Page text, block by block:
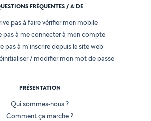
FRÉQUENTES / AIDE
pas à faire vérifier mon mobile
pas à me connecter à mon compte
pas à m'inscrire depuis le site web
/ modifier mon mot de passe
PRÉSENTATION
Qui sommes-nous ?
Comment ça marche ?